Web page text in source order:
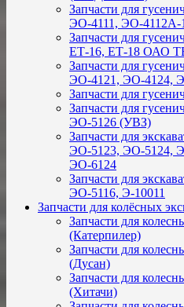
Запчасти для
ЭО-4111, ЭО-4112А-
Запчасти для
ЕТ-16, ЕТ-18 ОАО
Запчасти для
ЭО-4121, ЭО-4124,
Запчасти для
Запчасти для
ЭО-5126 (УВЗ)
Запчасти для
ЭО-5123, ЭО-5124,
ЭО-6124
Запчасти для
ЭО-5116, Э-10011
Запчасти для колёсных
Запчасти для
(Катерпилер)
Запчасти для
(Дусан)
Запчасти для
(Хитачи)